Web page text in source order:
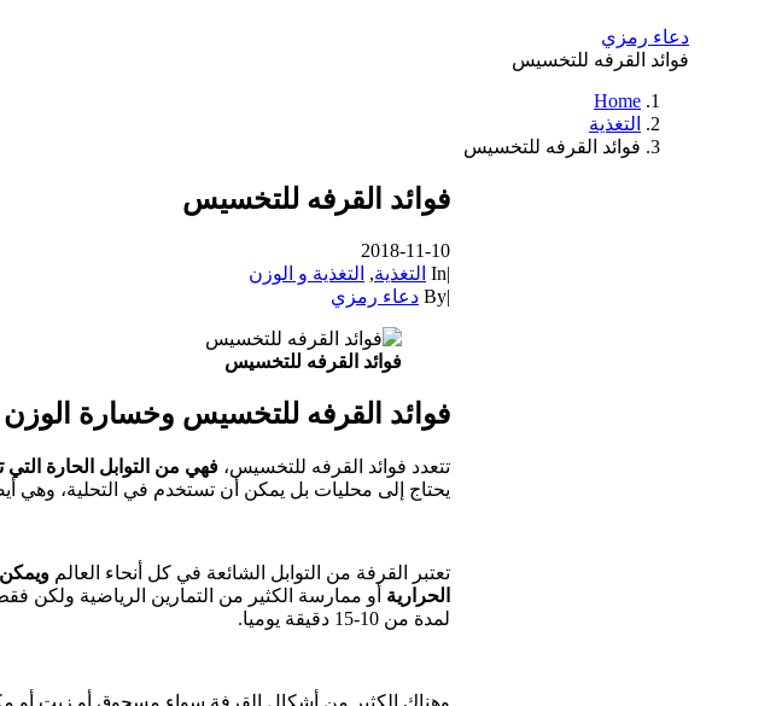
دعاء رمزي
فوائد القرفه للتخسيس
Home
التغذية
فوائد القرفه للتخسيس
فوائد القرفه للتخسيس
2018-11-10
|
In التغذية, التغذية و الوزن
|
By دعاء رمزي
فوائد القرفه للتخسيس
فوائد القرفه للتخسيس وخسارة الوزن
تتعدد فوائد القرفه للتخسيس، فهي من التوابل الحارة
يحتاج إلى محليات بل يمكن أن تستخدم في التحلية، وهي
تعتبر القرفة من التوابل الشائعة في كل أنحاء العالم
الحرارية أو ممارسة الكثير من التمارين الرياضية ولكن
لمدة من 10-15 دقيقة يوميا.
وهناك الكثير من أشكال القرفة سواء مسحوق أو زيت أو